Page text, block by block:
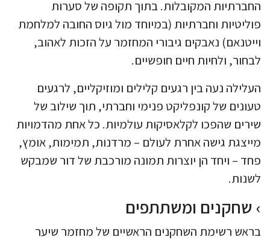
החברתיות המקובלות. בתוך תקופה של סערות
פוליטיות וחברתיות (במיוחד מול גיוס החובה למלחמת
וייטנאם) נאבקים גיבורי המחזמר על הזכות לאהוב,
לבחור, ולחיות חיים חופשיים.
העלילה נעה בין רגעים קלילים ומוזיקליים, לרגעים
טעונים של קונפליקט פנימי וחברתי, תוך שילוב של
שירים שהפכו לקלאסיקות עולמיות. כל אחת מהדמויות
מייצגת גישה אחרת לעולם – מרדנות, תמימות, אומץ,
פחד – ויחד הן יוצרות תמונה מורכבת של דור שמבקש
לשנות.
שחקנים ומשתתפים
בראש רשימת השחקנים הראשיים של מחזמר שיער